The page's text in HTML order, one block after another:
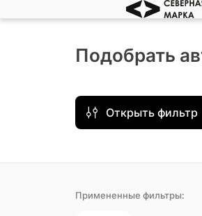
Подобрать
Открыть фильтр
Примененные фильтры: